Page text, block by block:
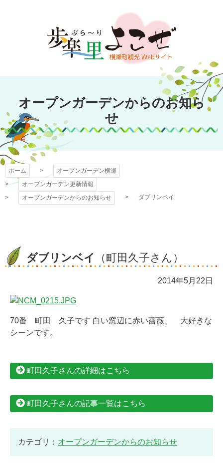
文
キ
プ
オープンガーデン
横瀬
オープンガーデンからのお知ら
せ
ホーム
オープンガーデン横瀬
オープンガーデン更新情報
オープンガーデンからのお知らせ
ダブリンベイ
ダブリンベイ （町田久子さん）
2014年5月22日
70番 町田 久子です 白い窓辺に赤い薔薇、 大好きな
シーンです。
町田久子さんの詳細はこちら
町田久子さんの記事一覧はこちら
カテゴリ： オープンガーデンからのお知らせ